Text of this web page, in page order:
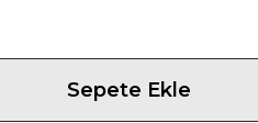
Sepete Ekle